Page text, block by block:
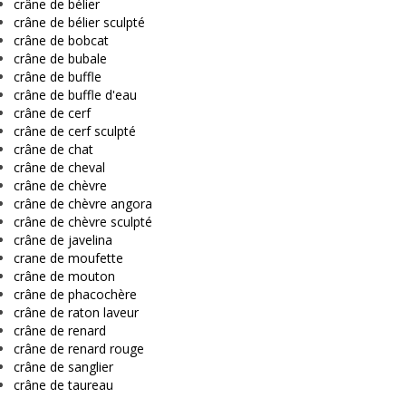
crâne de bélier
crâne de bélier sculpté
crâne de bobcat
crâne de bubale
crâne de buffle
crâne de buffle d'eau
crâne de cerf
crâne de cerf sculpté
crâne de chat
crâne de cheval
crâne de chèvre
crâne de chèvre angora
crâne de chèvre sculpté
crâne de javelina
crane de moufette
crâne de mouton
crâne de phacochère
crâne de raton laveur
crâne de renard
crâne de renard rouge
crâne de sanglier
crâne de taureau